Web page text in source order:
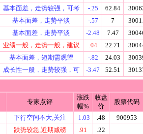
基本面差，走势较强，可考 -.25 62.84
基本面差，走势平淡 -.57 7
基本面差，走势平淡 -2.48 7.47
业绩一般，走势一般，建议 .04 22.71
基本面差，短期需观望 -.82 24.03
成长性一般，走势较强，可 -3.47 52.51
专家点评
涨跌
幅%
收盘
价
股票代码
下行空间不大,关注 -1.03 .48
900953
跌势较急,近期减磅 .91 .22